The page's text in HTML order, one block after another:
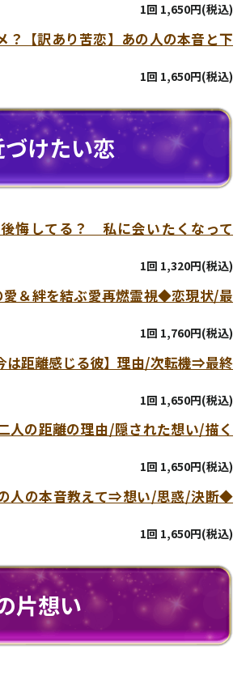
1回 1,650円(税込)
【訳あり苦恋】あの人の本音と下
1回 1,650円(税込)
けたい恋
悔してる？ 私に会いたくなって
1回 1,320円(税込)
愛＆絆を結ぶ愛再燃霊視◆恋現状/最
1回 1,760円(税込)
は距離感じる彼】理由/次転機⇒最終
1回 1,650円(税込)
人の距離の理由/隠された想い/描く
1回 1,650円(税込)
の人の本音教えて⇒想い/思惑/決断◆
1回 1,650円(税込)
片想い